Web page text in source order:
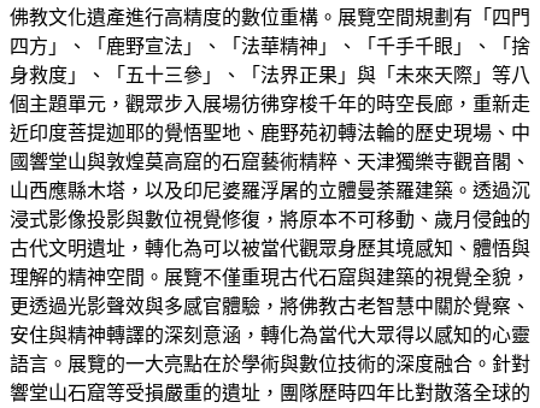
佛教文化遺產進行高精度的數位重構。展覽空間規劃有「四門
四方」、「鹿野宣法」、「法華精神」、「千手千眼」、「捨
身救度」、「五十三參」、「法界正果」與「未來天際」等八
個主題單元，觀眾步入展場彷彿穿梭千年的時空長廊，重新走
近印度菩提迦耶的覺悟聖地、鹿野苑初轉法輪的歷史現場、中
國響堂山與敦煌莫高窟的石窟藝術精粹、天津獨樂寺觀音閣、
山西應縣木塔，以及印尼婆羅浮屠的立體曼荼羅建築。透過沉
浸式影像投影與數位視覺修復，將原本不可移動、歲月侵蝕的
古代文明遺址，轉化為可以被當代觀眾身歷其境感知、體悟與
理解的精神空間。展覽不僅重現古代石窟與建築的視覺全貌，
更透過光影聲效與多感官體驗，將佛教古老智慧中關於覺察、
安住與精神轉譯的深刻意涵，轉化為當代大眾得以感知的心靈
語言。展覽的一大亮點在於學術與數位技術的深度融合。針對
響堂山石窟等受損嚴重的遺址，團隊歷時四年比對散落全球的